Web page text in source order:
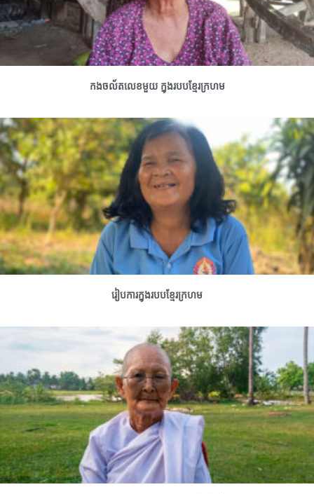
កងចល័តលេខមួយ ក្នុងរបបខ្មែរក្រហម
រៀបការក្នុងរបបខ្មែរក្រហម